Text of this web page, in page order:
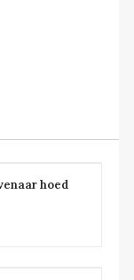
hoed